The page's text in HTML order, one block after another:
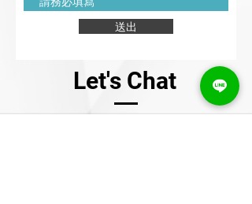
送出
Let's Chat